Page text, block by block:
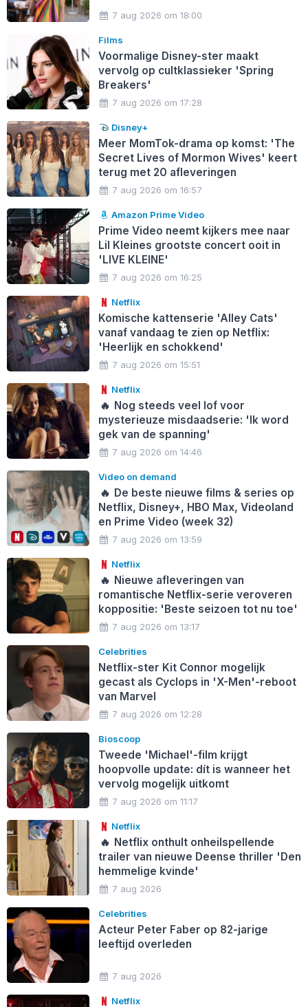
7 aug 2026 om 18:00
Films
Voormalige Disney-ster maakt
vervolg op cultklassieker 'Spring
Breakers'
7 aug 2026 om 17:28
Disney+
Meer MomTok-drama op komst: 'The
Secret Lives of Mormon Wives' keert
terug met 20 afleveringen
7 aug 2026 om 16:57
Amazon Prime Video
Prime Video neemt kijkers mee naar
Lil Kleines grootste concert ooit in
'LIVE KLEINE'
7 aug 2026 om 16:25
Netflix
Komische kattenserie 'Alley Cats'
vanaf vandaag te zien op Netflix:
'Heerlijk en schokkend'
7 aug 2026 om 15:51
Netflix
🔥 Nog steeds veel lof voor
mysterieuze misdaadserie: 'Ik word
gek van de spanning'
7 aug 2026 om 14:46
Video on demand
🔥 De beste nieuwe films & series op
Netflix, Disney+, HBO Max, Videoland
en Prime Video (week 32)
7 aug 2026 om 13:59
Netflix
🔥 Nieuwe afleveringen van
romantische Netflix-serie veroveren
koppositie: 'Beste seizoen tot nu toe'
7 aug 2026 om 13:17
Celebrities
Netflix-ster Kit Connor mogelijk
gecast als Cyclops in 'X-Men'-reboot
van Marvel
7 aug 2026 om 12:28
Bioscoop
Tweede 'Michael'-film krijgt
hoopvolle update: dít is wanneer het
vervolg mogelijk uitkomt
7 aug 2026 om 11:17
Netflix
🔥 Netflix onthult onheilspellende
trailer van nieuwe Deense thriller 'Den
hemmelige kvinde'
7 aug 2026
Celebrities
Acteur Peter Faber op 82-jarige
leeftijd overleden
7 aug 2026
Netflix